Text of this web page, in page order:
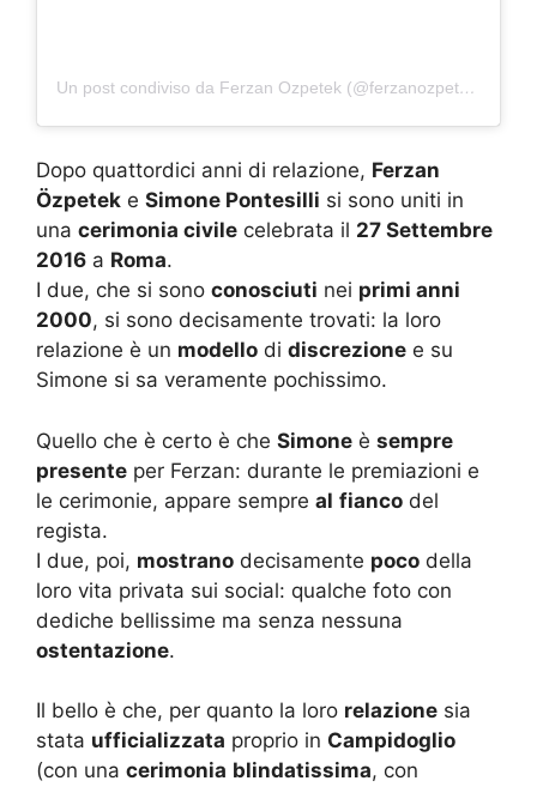
Un post condiviso da Ferzan Ozpetek (@ferzanozpetek)
Dopo quattordici anni di relazione, Ferzan
Özpetek e Simone Pontesilli si sono uniti in
una cerimonia civile celebrata il 27 Settembre
2016 a Roma.
I due, che si sono conosciuti nei primi anni
2000, si sono decisamente trovati: la loro
relazione è un modello di discrezione e su
Simone si sa veramente pochissimo.
Quello che è certo è che Simone è sempre
presente per Ferzan: durante le premiazioni e
le cerimonie, appare sempre al fianco del
regista.
I due, poi, mostrano decisamente poco della
loro vita privata sui social: qualche foto con
dediche bellissime ma senza nessuna
ostentazione.
Il bello è che, per quanto la loro relazione sia
stata ufficializzata proprio in Campidoglio
(con una cerimonia blindatissima, con